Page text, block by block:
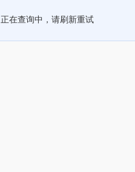
正在查询中，请刷新重试